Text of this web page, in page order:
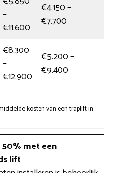
–
€11.600
€4.150 –
€7.700
€8.300
–
€12.900
€5.200 –
€9.400
kosten van een traplift in
met een
lift